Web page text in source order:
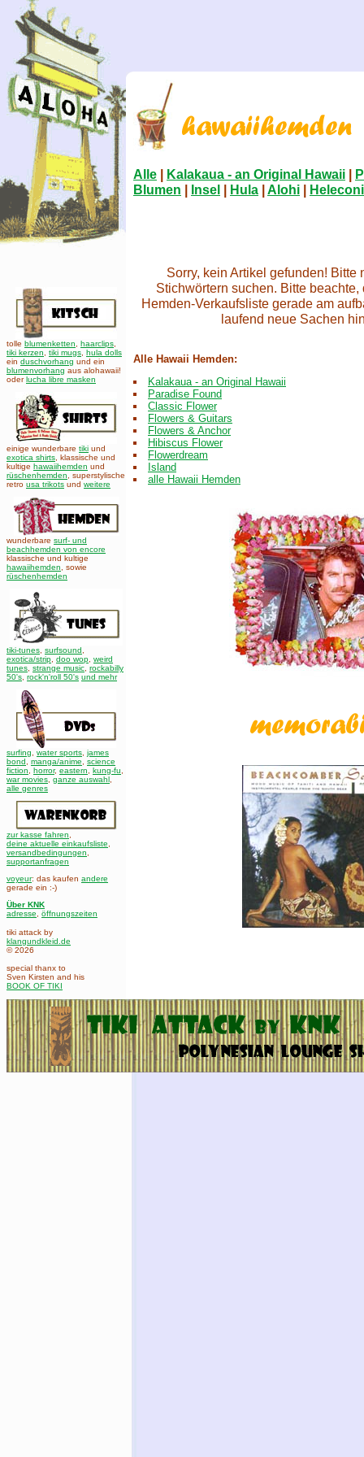
tolle blumenketten haarclips
tiki kerzen
tiki mugs hula dolls
ein duschvorhang und ein
blumenvorhang aus alohawaii!
oderlucha libre masken
einige wunderbare tiki und
exotica shirts , klassische und
kultige hawaiihemden und
rüschenhemden , superstylische
retro usa trikots und weitere
wunderbare surf- und
beachhemden von encore
klassische und kultige
hawaiihemden
sowie
rüschenhemden
tiki-tunes surfsound
exotica/strip doo wop weird
tunes strange music rockabilly
50's rock'n'roll 50's und mehr
surfing water sports james
bond
manga/anime
science
fiction
horror, eastern kung-fu
war movies ganze auswahl
alle genres
zur kasse fahren
deine aktuelle einkaufsliste
versandbedingungen
supportanfragen
voyeur: das kaufen andere
gerade ein :-)
Über KNK
adresse
öffnungszeiten
tiki attack by
klangundkleid.de
© 2026
special thanx to
Sven Kirsten and his
BOOK OF TIKI
Alle | Kalakaua - an Original Hawaii |
Blumen | Insel | Hula |Alohi |
Sorry, kein Artikel gefunden! Bitte
Stichwörtern suchen. Bitte
Hemden-Verkaufsliste gerade am
laufend neue Sachen
Alle Hawaii Hemden:
Kalakaua - an Original Hawaii
Paradise Found
Classic Flower
Flowers & Guitars
Flowers & Anchor
Hibiscus Flower
Flowerdream
Island
alle Hawaii Hemden